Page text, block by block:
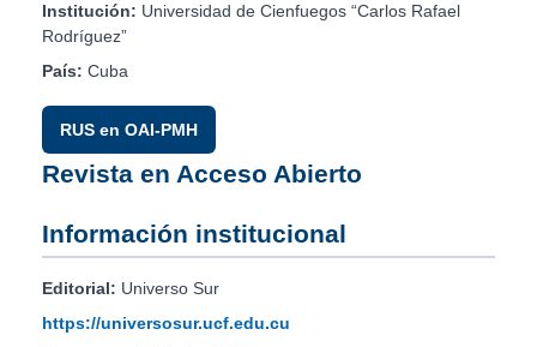
Institución: Universidad de Cienfuegos “Carlos Rafael
Rodríguez”
País: Cuba
RUS en OAI-PMH
Revista en Acceso Abierto
Información institucional
Editorial: Universo Sur
https://universosur.ucf.edu.cu